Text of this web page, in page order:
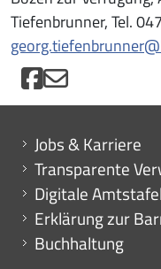
Tiefenbrunner, Tel.
Mini menu di servizio
Jobs & Karriere
Transparente
Digitale Amtstafel
Erklärung zur
Buchhaltung